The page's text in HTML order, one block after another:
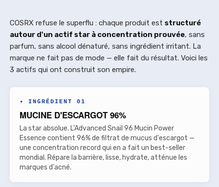
COSRX refuse le superflu : chaque produit est structuré
autour d'un actif star à concentration prouvée, sans
parfum, sans alcool dénaturé, sans ingrédient irritant. La
marque ne fait pas de mode — elle fait du résultat. Voici les
3 actifs qui ont construit son empire.
✦ INGRÉDIENT 01
MUCINE D'ESCARGOT 96%
La star absolue. L'Advanced Snail 96 Mucin Power
Essence contient 96% de filtrat de mucus d'escargot —
une concentration record qui en a fait un best-seller
mondial. Répare la barrière, lisse, hydrate, atténue les
marques d'acné.